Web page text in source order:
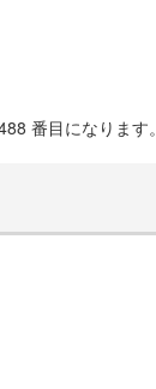
番目になります。